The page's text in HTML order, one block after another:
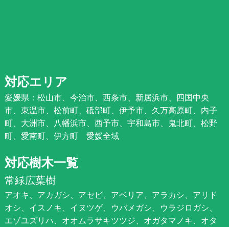
対応エリア
愛媛県：松山市、今治市、西条市、新居浜市、四国中央
市、東温市、松前町、砥部町、伊予市、久万高原町、内子
町、大洲市、八幡浜市、西予市、宇和島市、鬼北町、松野
町、愛南町、伊方町 愛媛全域
対応樹木一覧
常緑広葉樹
アオキ、アカガシ、アセビ、アベリア、アラカシ、アリド
オシ、イスノキ、イヌツゲ、ウバメガシ、ウラジロガシ、
エゾユズリハ、オオムラサキツツジ、オガタマノキ、オタ